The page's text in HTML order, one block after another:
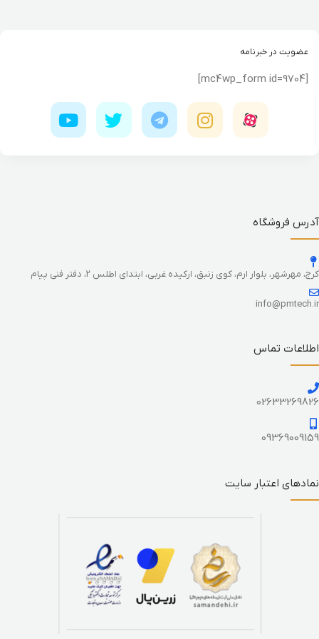
عضویت در خبرنامه
[mc4wp_form id=9704]
آدرس فروشگاه
کرج، مهرشهر، بلوار ارم، کوی زنبق، ارکیده غربی، ابتدای اطلس 2، دفتر فنی پیام
info@pmtech.ir
اطلاعات تماس
02633269826
09369009159
نمادهای اعتبار سایت